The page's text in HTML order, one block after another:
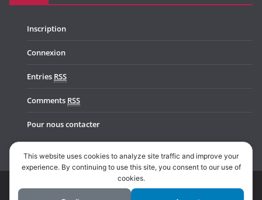
Inscription
Connexion
Entries RSS
Comments RSS
Pour nous contacter
Copyright © 2026Music In Belgium. All rights reserved.
This website uses cookies to analyze site traffic and improve your
experience. By continuing to use this site, you consent to our use of
cookies.